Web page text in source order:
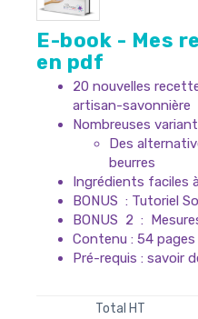
E-book - Mes
en pdf
20 nouvelles
artisan-savonnière
Nombreuses
Des
beurres
Ingrédients faciles
BONUS : Tutoriel
BONUS 2 :
Contenu : 54 pages
Pré-requis : savoir
Total HT